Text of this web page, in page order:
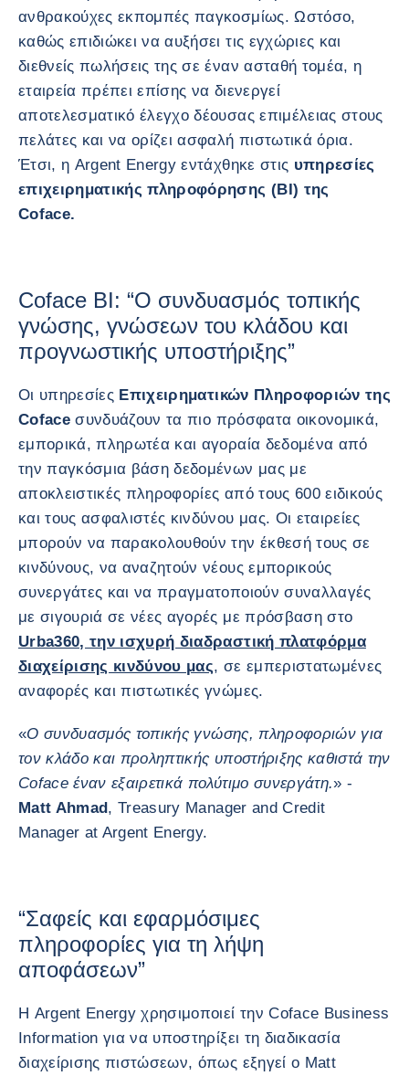
ανθρακούχες εκπομπές παγκοσμίως. Ωστόσο,
καθώς επιδιώκει να αυξήσει τις εγχώριες και
διεθνείς πωλήσεις της σε έναν ασταθή τομέα, η
εταιρεία πρέπει επίσης να διενεργεί
αποτελεσματικό έλεγχο δέουσας επιμέλειας στους
πελάτες και να ορίζει ασφαλή πιστωτικά όρια.
Έτσι, η Argent Energy εντάχθηκε στις υπηρεσίες
επιχειρηματικής πληροφόρησης (BI) της
Coface.
Coface BI: “Ο συνδυασμός τοπικής
γνώσης, γνώσεων του κλάδου και
προγνωστικής υποστήριξης”
Οι υπηρεσίες Επιχειρηματικών Πληροφοριών της
Coface συνδυάζουν τα πιο πρόσφατα οικονομικά,
εμπορικά, πληρωτέα και αγοραία δεδομένα από
την παγκόσμια βάση δεδομένων μας με
αποκλειστικές πληροφορίες από τους 600 ειδικούς
και τους ασφαλιστές κινδύνου μας. Οι εταιρείες
μπορούν να παρακολουθούν την έκθεσή τους σε
κινδύνους, να αναζητούν νέους εμπορικούς
συνεργάτες και να πραγματοποιούν συναλλαγές
με σιγουριά σε νέες αγορές με πρόσβαση στο
Urba360, την ισχυρή διαδραστική πλατφόρμα
διαχείρισης κινδύνου μας, σε εμπεριστατωμένες
αναφορές και πιστωτικές γνώμες.
«Ο συνδυασμός τοπικής γνώσης, πληροφοριών για
τον κλάδο και προληπτικής υποστήριξης καθιστά την
Coface έναν εξαιρετικά πολύτιμο συνεργάτη.» -
Matt Ahmad, Treasury Manager and Credit
Manager at Argent Energy.
“Σαφείς και εφαρμόσιμες
πληροφορίες για τη λήψη
αποφάσεων”
Η Argent Energy χρησιμοποιεί την Coface Business
Information για να υποστηρίξει τη διαδικασία
διαχείρισης πιστώσεων, όπως εξηγεί ο Matt